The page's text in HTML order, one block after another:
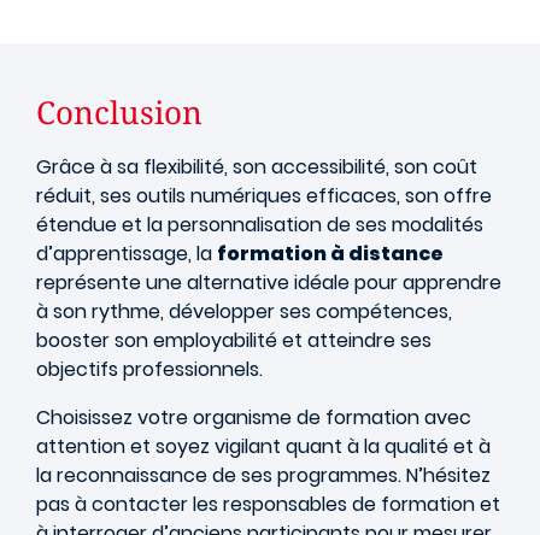
Conclusion
Grâce à sa flexibilité, son accessibilité, son coût
réduit, ses outils numériques efficaces, son offre
étendue et la personnalisation de ses modalités
d’apprentissage, la formation à distance
représente une alternative idéale pour apprendre
à son rythme, développer ses compétences,
booster son employabilité et atteindre ses
objectifs professionnels.
Choisissez votre organisme de formation avec
attention et soyez vigilant quant à la qualité et à
la reconnaissance de ses programmes. N’hésitez
pas à contacter les responsables de formation et